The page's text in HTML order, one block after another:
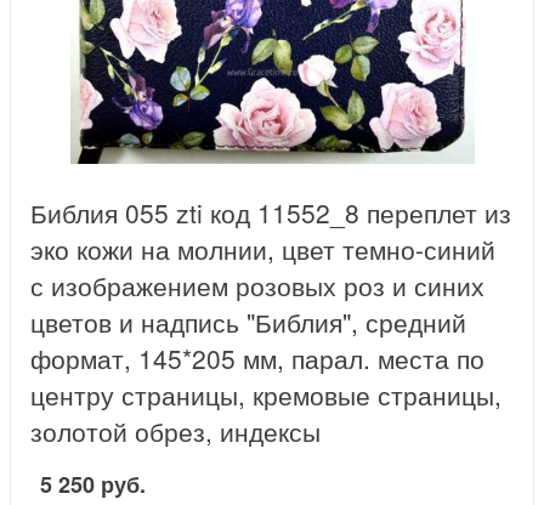
Библия 055 zti код 11552_8 переплет из
эко кожи на молнии, цвет темно-синий
с изображением розовых роз и синих
цветов и надпись "Библия", средний
формат, 145*205 мм, парал. места по
центру страницы, кремовые страницы,
золотой обрез, индексы
5 250 руб.